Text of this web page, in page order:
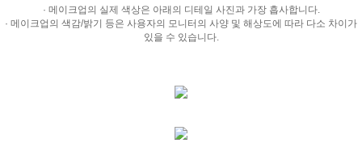
· 메이크업의 실제 색상은 아래의 디테일 사진과 가장 흡사합니다.
· 메이크업의 색감/밝기 등은 사용자의 모니터의 사양 및 해상도에 따라 다소 차이가
있을 수 있습니다.